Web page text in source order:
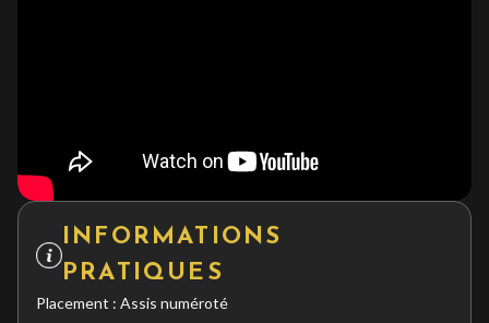
INFORMATIONS
PRATIQUES
Placement : Assis numéroté